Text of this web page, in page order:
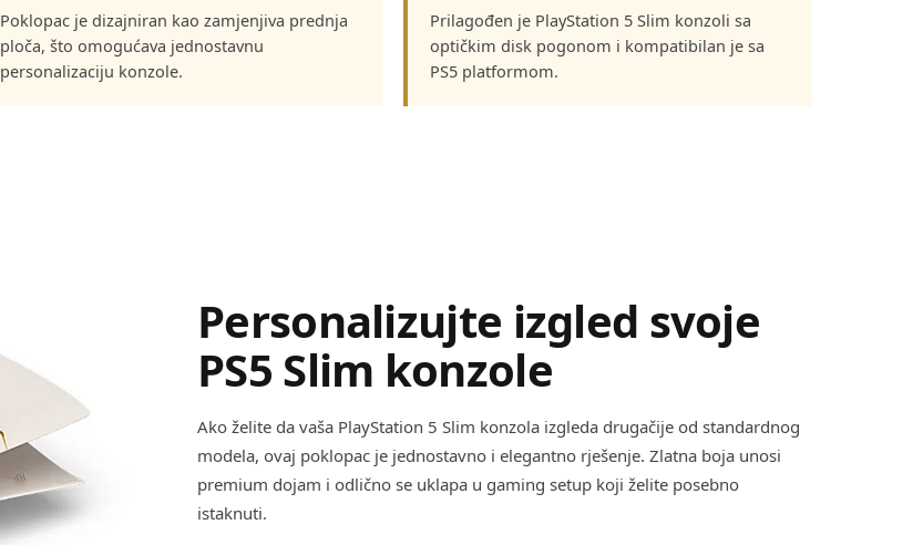
Poklopac je dizajniran kao zamjenjiva prednja
ploča, što omogućava jednostavnu
personalizaciju konzole.
Prilagođen je PlayStation 5 Slim konzoli sa
optičkim disk pogonom i kompatibilan je sa
PS5 platformom.
Personalizujte izgled svoje
PS5 Slim konzole
Ako želite da vaša PlayStation 5 Slim konzola izgleda drugačije od standardnog
modela, ovaj poklopac je jednostavno i elegantno rješenje. Zlatna boja unosi
premium dojam i odlično se uklapa u gaming setup koji želite posebno
istaknuti.